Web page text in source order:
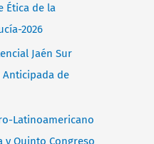
Ética de la
2026
Jaén Sur
de
Latinoamericano
y Quinto Congreso